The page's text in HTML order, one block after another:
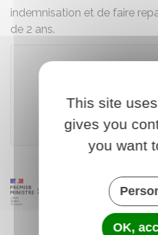
indemnisation et de faire
de 2 ans.
Institut national de
This site
gives you
you want
OK,